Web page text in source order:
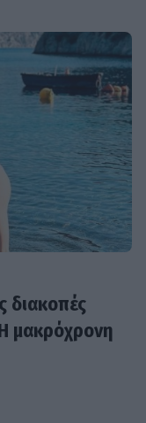
διακοπές
μακρόχρονη